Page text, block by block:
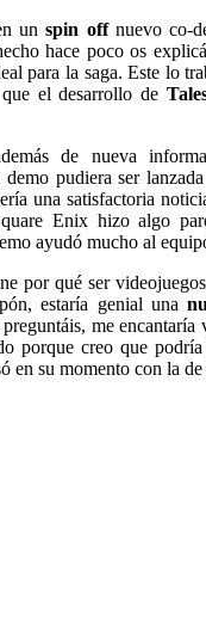
unspin offnuevo co-
hace poco os
para la saga. Este lo
el desarrollo de
de nueva
demo pudiera ser
una satisfactoria
Enix hizo algo
ayudó mucho al
por qué ser
estaría genial una
me encantaría
porque creo que
en su momento con la